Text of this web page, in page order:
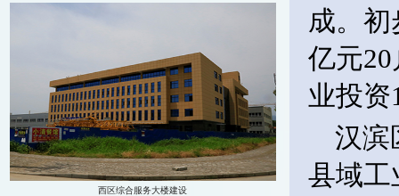
成。初
亿元
业投资
汉滨
县域工